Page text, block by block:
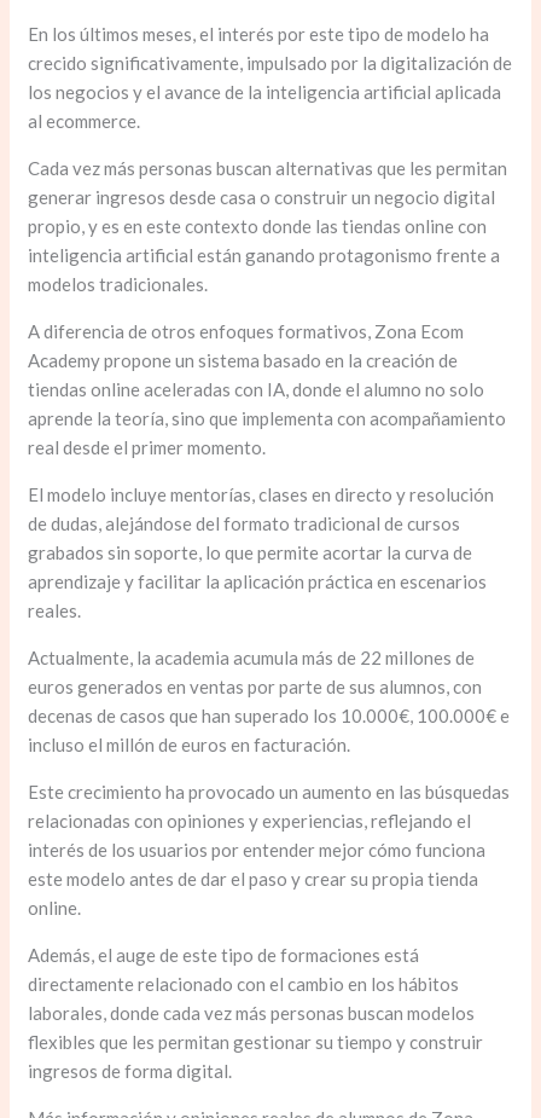
En los últimos meses, el interés por este tipo de modelo ha
crecido significativamente, impulsado por la digitalización de
los negocios y el avance de la inteligencia artificial aplicada
al ecommerce.
Cada vez más personas buscan alternativas que les permitan
generar ingresos desde casa o construir un negocio digital
propio, y es en este contexto donde las tiendas online con
inteligencia artificial están ganando protagonismo frente a
modelos tradicionales.
A diferencia de otros enfoques formativos, Zona Ecom
Academy propone un sistema basado en la creación de
tiendas online aceleradas con IA, donde el alumno no solo
aprende la teoría, sino que implementa con acompañamiento
real desde el primer momento.
El modelo incluye mentorías, clases en directo y resolución
de dudas, alejándose del formato tradicional de cursos
grabados sin soporte, lo que permite acortar la curva de
aprendizaje y facilitar la aplicación práctica en escenarios
reales.
Actualmente, la academia acumula más de 22 millones de
euros generados en ventas por parte de sus alumnos, con
decenas de casos que han superado los 10.000€, 100.000€ e
incluso el millón de euros en facturación.
Este crecimiento ha provocado un aumento en las búsquedas
relacionadas con opiniones y experiencias, reflejando el
interés de los usuarios por entender mejor cómo funciona
este modelo antes de dar el paso y crear su propia tienda
online.
Además, el auge de este tipo de formaciones está
directamente relacionado con el cambio en los hábitos
laborales, donde cada vez más personas buscan modelos
flexibles que les permitan gestionar su tiempo y construir
ingresos de forma digital.